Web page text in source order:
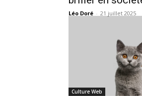
Léo Doré - 21 juillet 2025
Culture Web